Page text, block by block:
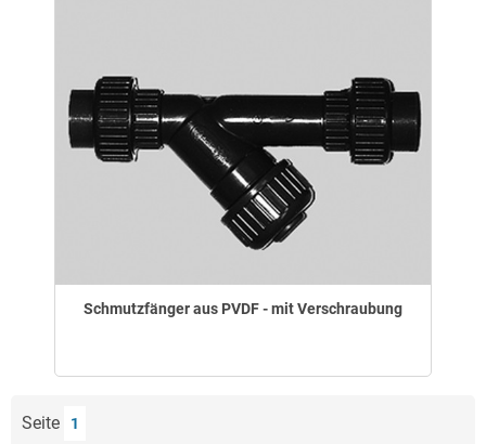
Schmutzfänger aus PVDF - mit Verschraubung
Seite 1